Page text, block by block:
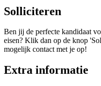
Solliciteren
Ben jij de perfecte kandidaat
eisen? Klik dan op de knop
mogelijk contact met je op!
Extra informatie